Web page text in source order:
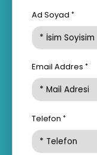
Ad Soyad
Email Addres
Telefon